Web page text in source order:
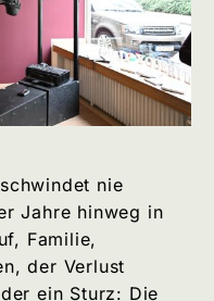
nie
Jahre hinweg in
Familie,
der Verlust
ein Sturz: Die